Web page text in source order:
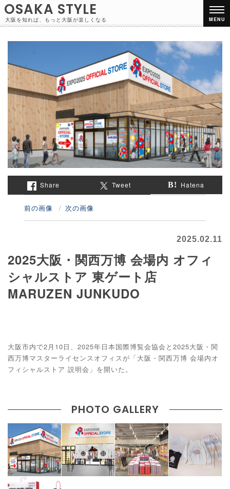
OSAKA STYLE
大阪を知れば、もっと大阪が楽しくなる MENU
Share Tweet Hatena
前の画像 次の画像
2025.02.11
2025大阪・関西万博 会場内 オフィ
シャルストア 東ゲート店
MARUZEN JUNKUDO
大阪市内で2月10日、2025年日本国際博覧会協会と2025大阪・関
西万博マスターライセンスオフィスが「大阪・関西万博 会場内オ
フィシャルストア 説明会」を開いた。
PHOTO GALLERY